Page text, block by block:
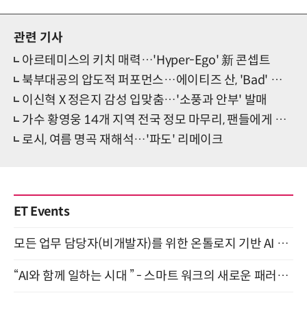
관련 기사
아르테미스의 키치 매력…'Hyper-Ego' 新 콘셉트
북부대공의 압도적 퍼포먼스…에이티즈 산, 'Bad' 직캠 화제
이신혁 X 정은지 감성 입맞춤…'소풍과 안부' 발매
가수 황영웅 14개 지역 전국 정모 마무리, 팬들에게 감사 손편지 전해
로시, 여름 명곡 재해석…'파도' 리메이크
ET Events
모든 업무 담당자(비개발자)를 위한 온톨로지 기반 AI 지식체계 설계 1-day 워크숍 8월 20일 개최
“AI와 함께 일하는 시대 ” - 스마트 워크의 새로운 패러다임 (9/11)